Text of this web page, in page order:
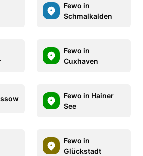
Fewo in
Schmalkalden
Fewo in
Cuxhaven
Fewo in Hainer
See
Fewo in
Glückstadt